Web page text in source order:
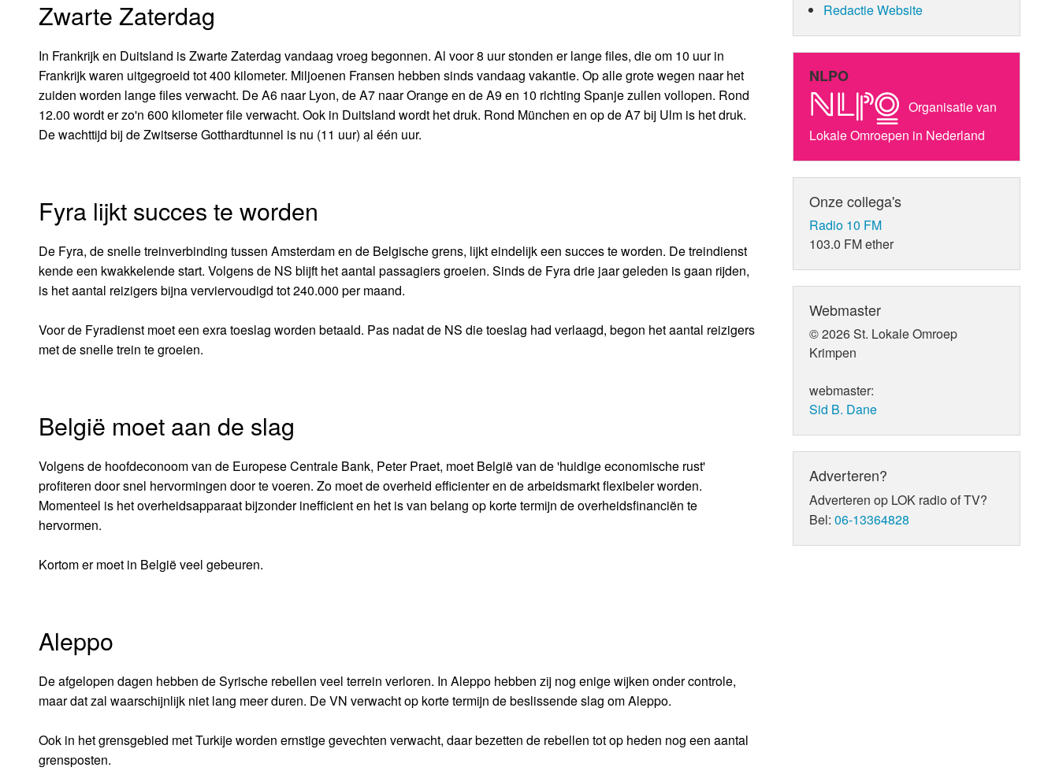
Zwarte Zaterdag
In Frankrijk en Duitsland is Zwarte Zaterdag vandaag vroeg begonnen. Al voor 8 uur stonden er lange files, die om 10 uur in
Frankrijk waren uitgegroeid tot 400 kilometer. Miljoenen Fransen hebben sinds vandaag vakantie. Op alle grote wegen naar het
zuiden worden lange files verwacht. De A6 naar Lyon, de A7 naar Orange en de A9 en 10 richting Spanje zullen vollopen. Rond
12.00 wordt er zo'n 600 kilometer file verwacht. Ook in Duitsland wordt het druk. Rond München en op de A7 bij Ulm is het druk.
De wachttijd bij de Zwitserse Gotthardtunnel is nu (11 uur) al één uur.
Fyra lijkt succes te worden
De Fyra, de snelle treinverbinding tussen Amsterdam en de Belgische grens, lijkt eindelijk een succes te worden. De treindienst
kende een kwakkelende start. Volgens de NS blijft het aantal passagiers groeien. Sinds de Fyra drie jaar geleden is gaan rijden,
is het aantal reizigers bijna verviervoudigd tot 240.000 per maand.
Voor de Fyradienst moet een exra toeslag worden betaald. Pas nadat de NS die toeslag had verlaagd, begon het aantal reizigers
met de snelle trein te groeien.
België moet aan de slag
Volgens de hoofdeconoom van de Europese Centrale Bank, Peter Praet, moet België van de 'huidige economische rust'
profiteren door snel hervormingen door te voeren. Zo moet de overheid efficienter en de arbeidsmarkt flexibeler worden.
Momenteel is het overheidsapparaat bijzonder inefficient en het is van belang op korte termijn de overheidsfinanciën te
hervormen.
Kortom er moet in België veel gebeuren.
Aleppo
De afgelopen dagen hebben de Syrische rebellen veel terrein verloren. In Aleppo hebben zij nog enige wijken onder controle,
maar dat zal waarschijnlijk niet lang meer duren. De VN verwacht op korte termijn de beslissende slag om Aleppo.
Ook in het grensgebied met Turkije worden ernstige gevechten verwacht, daar bezetten de rebellen tot op heden nog een aantal
grensposten.
Redactie Website
NLPO
Organisatie van
Lokale Omroepen in Nederland
Onze collega's
Radio 10 FM
103.0 FM ether
Webmaster
© 2026 St. Lokale Omroep
Krimpen
webmaster:
Sid B. Dane
Adverteren?
Adverteren op LOK radio of TV?
Bel:06-13364828